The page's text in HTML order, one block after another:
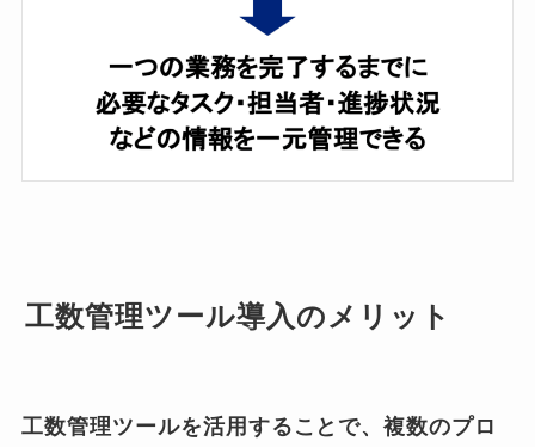
工数管理ツール導入のメリット
工数管理ツールを活用することで、複数のプロ